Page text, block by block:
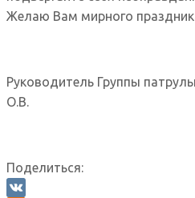
Желаю Вам мирного
Руководитель Группы
О.В.
Поделиться: